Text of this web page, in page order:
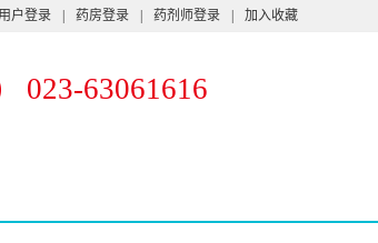
用户登录 药房登录 药剂师登录 加入收藏
023-63061616